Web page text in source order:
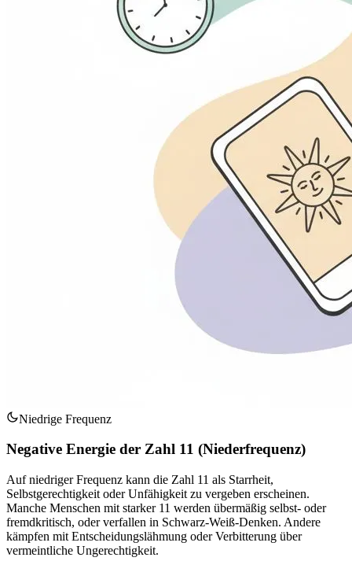
Niedrige Frequenz
Negative Energie der Zahl 11 (Niederfrequenz)
Auf niedriger Frequenz kann die Zahl 11 als Starrheit,
Selbstgerechtigkeit oder Unfähigkeit zu vergeben erscheinen.
Manche Menschen mit starker 11 werden übermäßig selbst- oder
fremdkritisch, oder verfallen in Schwarz-Weiß-Denken. Andere
kämpfen mit Entscheidungslähmung oder Verbitterung über
vermeintliche Ungerechtigkeit.